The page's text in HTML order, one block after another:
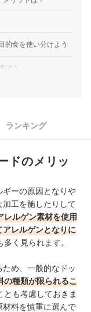
準を満たしたグレ
犬向けのドッグフー
ンパク質源にアレル
ンマッカレルや…
食｜自然の森製薬
日本海の魚を使用
ン、銅の含有量が
的食を使い分けよう
ぼう
め人気ランキング
28商品を徹底比較！
グもチェック！
ランキング
ドのメリッ
ーの原因となりや
工を施したりして
レルゲン素材を使用
レルゲンとなりに
多く見られます。
め、一般的なドッ
の種類が限られるこ
とも考慮しておきま
材料を慎重に選んで